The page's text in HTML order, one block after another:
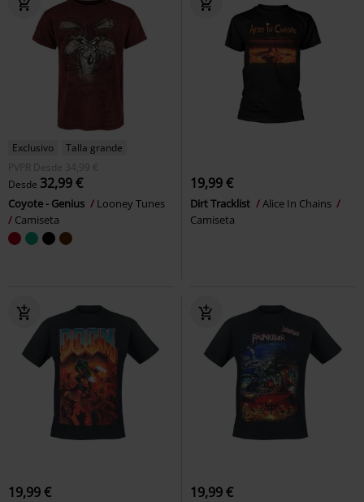
Exclusivo
Talla grande
PVPR
Desde 34,99 €
Desde 32,99 €
Coyote - Genius
Looney Tunes
Camiseta
19,99 €
Dirt Tracklist
Alice In Chains
Camiseta
19,99 € 19,99 €